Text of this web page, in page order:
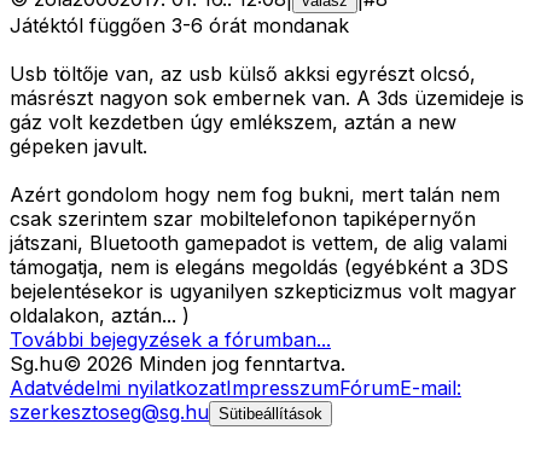
Játéktól függően 3-6 órát mondanak
Usb töltője van, az usb külső akksi egyrészt olcsó,
másrészt nagyon sok embernek van. A 3ds üzemideje is
gáz volt kezdetben úgy emlékszem, aztán a new
gépeken javult.
Azért gondolom hogy nem fog bukni, mert talán nem
csak szerintem szar mobiltelefonon tapiképernyőn
játszani, Bluetooth gamepadot is vettem, de alig valami
támogatja, nem is elegáns megoldás (egyébként a 3DS
bejelentésekor is ugyanilyen szkepticizmus volt magyar
oldalakon, aztán... )
További bejegyzések a fórumban...
Sg.hu© 2026 Minden jog fenntartva.
Adatvédelmi nyilatkozatImpresszumFórumE-mail:
szerkesztoseg@sg.hu Sütibeállítások